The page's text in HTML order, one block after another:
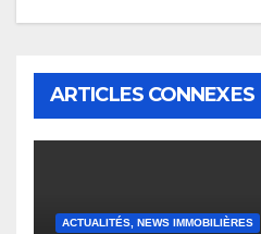
ARTICLES CONNEXES
ACTUALITÉS, NEWS IMMOBILIÈRES